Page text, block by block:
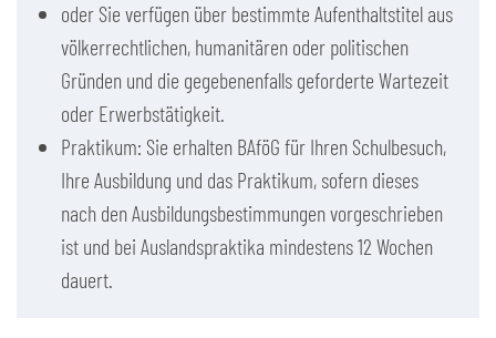
oder Sie verfügen über bestimmte Aufenthaltstitel aus
völkerrechtlichen, humanitären oder politischen
Gründen und die gegebenenfalls geforderte Wartezeit
oder Erwerbstätigkeit.
Praktikum: Sie erhalten BAföG für Ihren Schulbesuch,
Ihre Ausbildung und das Praktikum, sofern dieses
nach den Ausbildungsbestimmungen vorgeschrieben
ist und bei Auslandspraktika mindestens 12 Wochen
dauert.